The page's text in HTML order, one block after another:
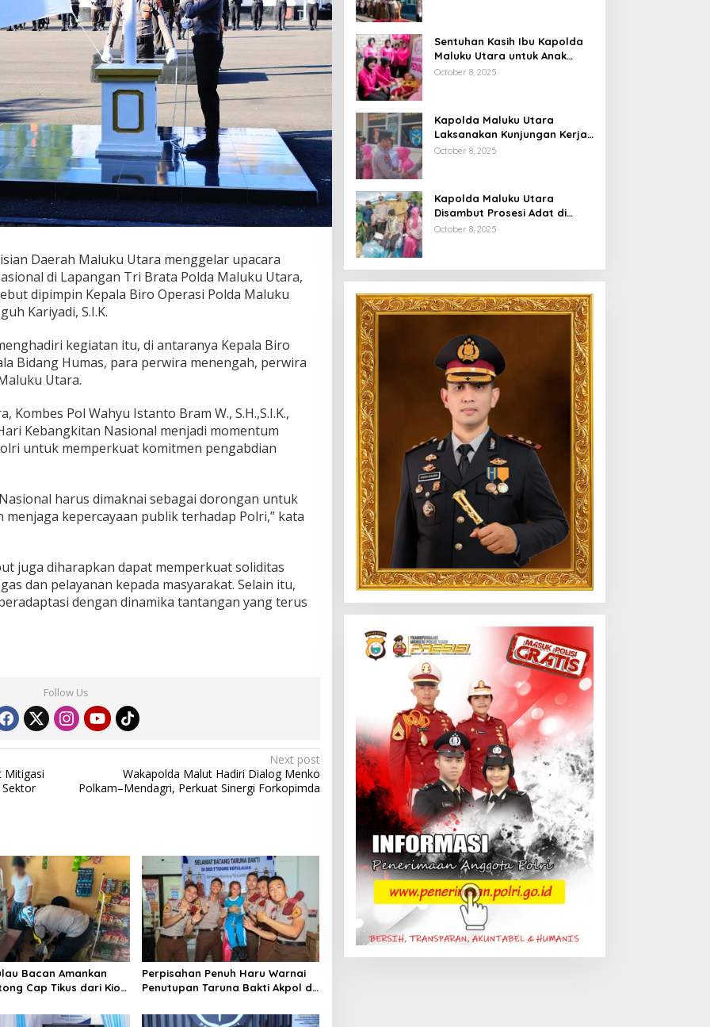
Daerah Maluku Utara menggelar upacara
di Lapangan Tri Brata Polda Maluku Utara,
dipimpin Kepala Biro Operasi Polda Maluku
Kariyadi, S.I.K.
kegiatan itu, di antaranya Kepala Biro
Bidang Humas, para perwira menengah, perwira
Utara.
Kombes Pol Wahyu Istanto Bram W., S.H.,S.I.K.,
Kebangkitan Nasional menjadi momentum
untuk memperkuat komitmen pengabdian
harus dimaknai sebagai dorongan untuk
kepercayaan publik terhadap Polri,” kata
juga diharapkan dapat memperkuat soliditas
dan pelayanan kepada masyarakat. Selain itu,
dengan dinamika tantangan yang terus
Follow Us
Mitigasi
Next post
Wakapolda Malut Hadiri Dialog Menko
Polkam–Mendagri, Perkuat Sinergi Forkopimda
Bacan Amankan
Cap Tikus dari Kios
Perpisahan Penuh Haru Warnai
Penutupan Taruna Bakti Akpol di
Sentuhan Kasih Ibu Kapolda
Maluku Utara untuk Anak
Penyandang Hidrosefalus di
October 8, 2025
Kapolda Maluku Utara
Laksanakan Kunjungan Kerja
Di Polres Halsel
October 8, 2025
Kapolda Maluku Utara
Disambut Prosesi Adat di
Bumi Saruma
October 8, 2025